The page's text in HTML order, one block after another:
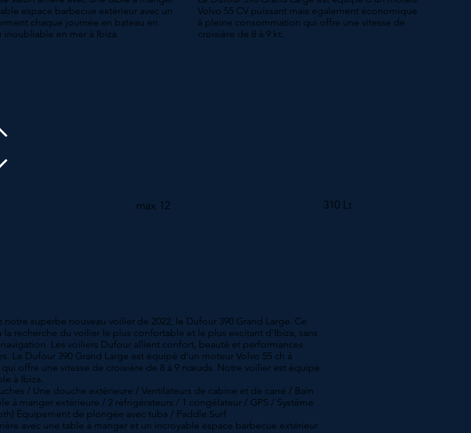
espace barbecue extérieur avec un
chaque journée en bateau en
inoubliable en mer à Ibiza.
Volvo 55 CV puissant mais également économique
à pleine consommation qui offre une vitesse de
croisière de 8 à 9 kt.
max 12 310 Lt
superbe nouveau voilier de 2022, le Dufour 390 Grand Large. Ce
recherche du voilier le plus confortable et le plus excitant d'Ibiza, sans
Les voiliers Dufour allient confort, beauté et performances
Le Dufour 390 Grand Large est équipé d'un moteur Volvo 55 ch à
offre une vitesse de croisière de 8 à 9 nœuds. Notre voilier est équipé
à Ibiza.
/ Une douche extérieure / Ventilateurs de cabine et de carré / Bain
à manger extérieure / 2 réfrigérateurs / 1 congélateur / GPS / Système
Équipement de plongée avec tuba / Paddle Surf
avec une table à manger et un incroyable espace barbecue extérieur